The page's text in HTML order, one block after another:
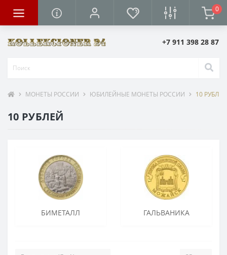
0
+7 911 398 28 87
МОНЕТЫ РОССИИ ЮБИЛЕЙНЫЕ МОНЕТЫ РОССИИ 10 РУБЛЕЙ
10 РУБЛЕЙ
БИМЕТАЛЛ ГАЛЬВАНИКА